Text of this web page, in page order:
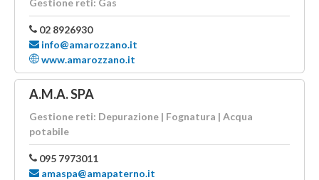
Gestione reti: Gas
02 8926930
info@amarozzano.it
www.amarozzano.it
A.M.A. SPA
Gestione reti: Depurazione | Fognatura | Acqua
potabile
095 7973011
amaspa@amapaterno.it